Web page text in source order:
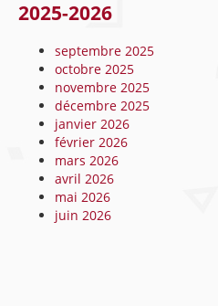
2025-2026
septembre 2025
octobre 2025
novembre 2025
décembre 2025
janvier 2026
février 2026
mars 2026
avril 2026
mai 2026
juin 2026